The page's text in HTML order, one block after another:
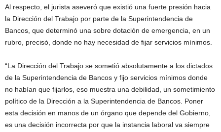
Al respecto, el jurista aseveró que existió una fuerte presión hacia
la Dirección del Trabajo por parte de la Superintendencia de
Bancos, que determinó una sobre dotación de emergencia, en un
rubro, precisó, donde no hay necesidad de fijar servicios mínimos.
“La Dirección del Trabajo se sometió absolutamente a los dictados
de la Superintendencia de Bancos y fijo servicios mínimos donde
no habían que fijarlos, eso muestra una debilidad, un sometimiento
político de la Dirección a la Superintendencia de Bancos. Poner
esta decisión en manos de un órgano que depende del Gobierno,
es una decisión incorrecta por que la instancia laboral va siempre